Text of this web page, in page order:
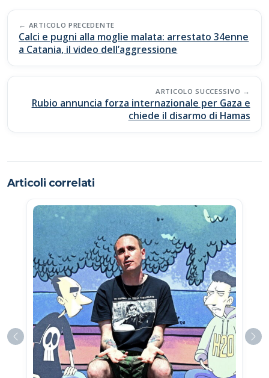
b
o
o
k
s
A
p
p
y
Li
n
k
di
vi
di
Post
navigation
ARTICOLO PRECEDENTE
Calci e pugni alla moglie malata: arrestato 34enne
a Catania, il video dell’aggressione
ARTICOLO SUCCESSIVO
Rubio annuncia forza internazionale per Gaza e
chiede il disarmo di Hamas
Articoli correlati